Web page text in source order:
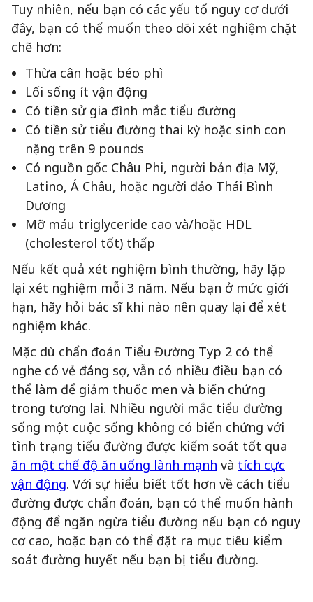
Tuy nhiên, nếu bạn có các yếu tố nguy cơ dưới
đây, bạn có thể muốn theo dõi xét nghiệm chặt
chẽ hơn:
Thừa cân hoặc béo phì
Lối sống ít vận động
Có tiền sử gia đình mắc tiểu đường
Có tiền sử tiểu đường thai kỳ hoặc sinh con
nặng trên 9 pounds
Có nguồn gốc Châu Phi, người bản địa Mỹ,
Latino, Á Châu, hoặc người đảo Thái Bình
Dương
Mỡ máu triglyceride cao và/hoặc HDL
(cholesterol tốt) thấp
Nếu kết quả xét nghiệm bình thường, hãy lặp
lại xét nghiệm mỗi 3 năm. Nếu bạn ở mức giới
hạn, hãy hỏi bác sĩ khi nào nên quay lại để xét
nghiệm khác.
Mặc dù chẩn đoán Tiểu Đường Typ 2 có thể
nghe có vẻ đáng sợ, vẫn có nhiều điều bạn có
thể làm để giảm thuốc men và biến chứng
trong tương lai. Nhiều người mắc tiểu đường
sống một cuộc sống không có biến chứng với
tình trạng tiểu đường được kiểm soát tốt qua
ăn một chế độ ăn uống lành mạnh và tích cực
vận động. Với sự hiểu biết tốt hơn về cách tiểu
đường được chẩn đoán, bạn có thể muốn hành
động để ngăn ngừa tiểu đường nếu bạn có nguy
cơ cao, hoặc bạn có thể đặt ra mục tiêu kiểm
soát đường huyết nếu bạn bị tiểu đường.